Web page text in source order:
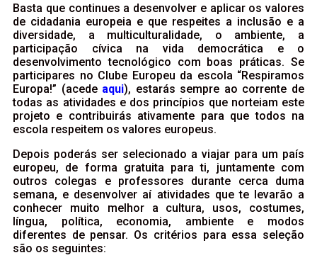
Basta que continues a desenvolver e aplicar os valores
de cidadania europeia e que respeites a inclusão e a
diversidade, a multiculturalidade, o ambiente, a
participação cívica na vida democrática e o
desenvolvimento tecnológico com boas práticas. Se
participares no Clube Europeu da escola “Respiramos
Europa!” (acedeaqui), estarás sempre ao corrente de
todas as atividades e dos princípios que norteiam este
projeto e contribuirás ativamente para que todos na
escola respeitem os valores europeus.
Depois poderás ser selecionado a viajar para um país
europeu, de forma gratuita para ti, juntamente com
outros colegas e professores durante cerca duma
semana, e desenvolver aí atividades que te levarão a
conhecer muito melhor a cultura, usos, costumes,
língua, política, economia, ambiente e modos
diferentes de pensar. Os critérios para essa seleção
são os seguintes: